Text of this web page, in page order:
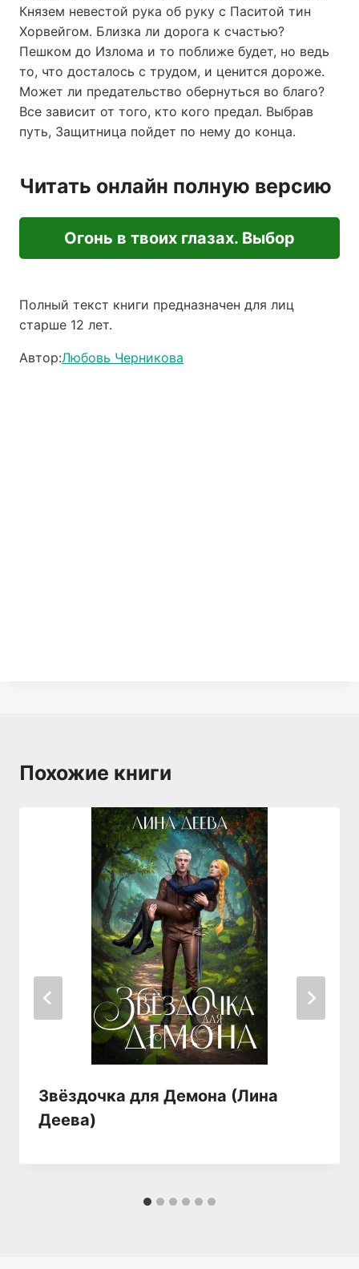
Князем невестой рука об руку с Паситой тин
Хорвейгом. Близка ли дорога к счастью?
Пешком до Излома и то поближе будет, но ведь
то, что досталось с трудом, и ценится дороже.
Может ли предательство обернуться во благо?
Все зависит от того, кто кого предал. Выбрав
путь, Защитница пойдет по нему до конца.
Читать онлайн полную версию
Огонь в твоих глазах. Выбор
Полный текст книги предназначен для лиц
старше 12 лет.
Автор:Любовь Черникова
Похожие книги
Звёздочка для Демона (Лина
Деева)